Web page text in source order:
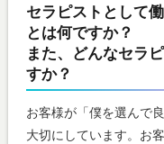
セラピストとして
とは何ですか？
また、どんなセラ
すか？
お客様が「僕を選んで
大切にしています。お